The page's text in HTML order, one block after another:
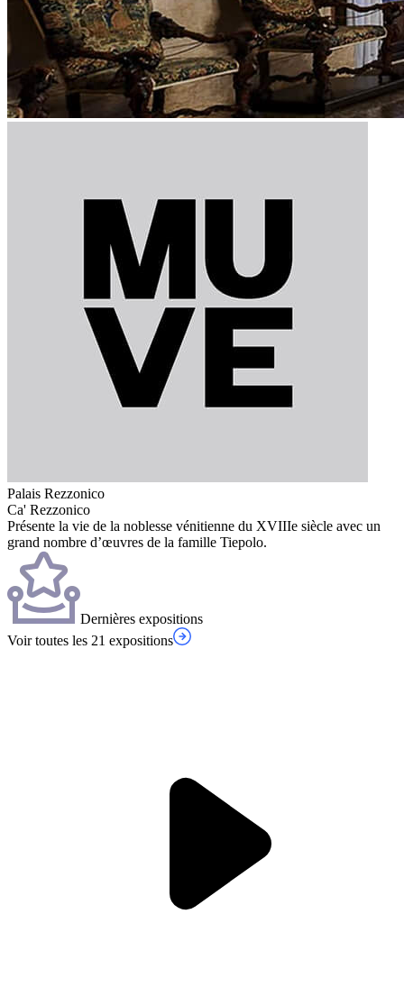
Palais Rezzonico
Ca' Rezzonico
Présente la vie de la noblesse vénitienne du XVIIIe siècle avec un
grand nombre d’œuvres de la famille Tiepolo.
Dernières expositions
Voir toutes les 21 expositions